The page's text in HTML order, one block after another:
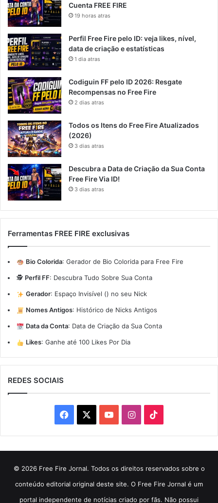
Cuenta FREE FIRE
19 horas atras
Perfil Free Fire pelo ID: veja likes, nível,
data de criação e estatísticas
1 dia atras
Codiguin FF pelo ID 2026: Resgate
Recompensas no Free Fire
2 dias atras
Todos os Itens do Free Fire Atualizados
(2026)
3 dias atras
Descubra a Data de Criação da Sua Conta
Free Fire Via ID!
3 dias atras
Ferramentas FREE FIRE exclusivas
Bio Colorida: Gerador de Bio Colorida para Free Fire
🕵️ Perfil FF: Descubra Tudo Sobre Sua Conta
Gerador: Espaço Invisível (ㅤ) no seu Nick
Nomes Antigos: Histórico de Nicks Antigos
Data da Conta: Data de Criação da Sua Conta
Likes: Ganhe até 100 Likes Por Dia
REDES SOCIAIS
Facebook YouTubeInstagram
© 2026 Free Fire Jornal. Todos os direitos reservados sobre o
conteúdo editorial original deste site. O Free Fire Jornal é um
portal independente de notícias criado por fãs. Não possui